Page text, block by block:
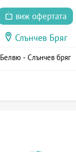
виж офертата
Слънчев Бряг
Белвю - Слънчев бряг